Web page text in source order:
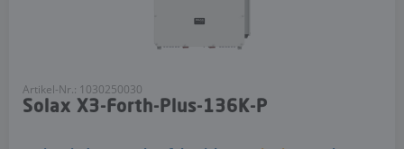
Artikel-Nr.: 1030250030
Solax X3-Forth-Plus-136K-P